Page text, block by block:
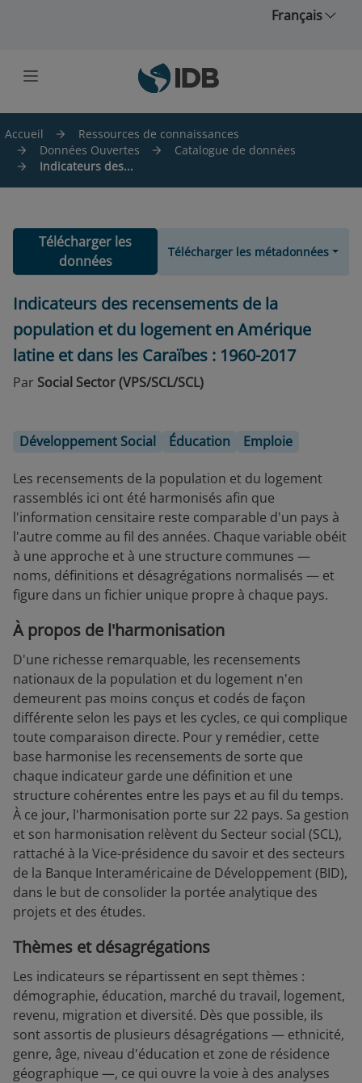
Français
Accueil
Ressources de connaissances
Données Ouvertes
Catalogue de données
Indicateurs des...
Télécharger les
données
Télécharger les métadonnées
Indicateurs des recensements de la
population et du logement en Amérique
latine et dans les Caraïbes : 1960-2017
Par Social Sector (VPS/SCL/SCL)
Développement Social Éducation Emploie
Les recensements de la population et du logement
rassemblés ici ont été harmonisés afin que
l'information censitaire reste comparable d'un pays à
l'autre comme au fil des années. Chaque variable obéit
à une approche et à une structure communes —
noms, définitions et désagrégations normalisés — et
figure dans un fichier unique propre à chaque pays.
À propos de l'harmonisation
D'une richesse remarquable, les recensements
nationaux de la population et du logement n'en
demeurent pas moins conçus et codés de façon
différente selon les pays et les cycles, ce qui complique
toute comparaison directe. Pour y remédier, cette
base harmonise les recensements de sorte que
chaque indicateur garde une définition et une
structure cohérentes entre les pays et au fil du temps.
À ce jour, l'harmonisation porte sur 22 pays. Sa gestion
et son harmonisation relèvent du Secteur social (SCL),
rattaché à la Vice-présidence du savoir et des secteurs
de la Banque Interaméricaine de Développement (BID),
dans le but de consolider la portée analytique des
projets et des études.
Thèmes et désagrégations
Les indicateurs se répartissent en sept thèmes :
démographie, éducation, marché du travail, logement,
revenu, migration et diversité. Dès que possible, ils
sont assortis de plusieurs désagrégations — ethnicité,
genre, âge, niveau d'éducation et zone de résidence
géographique —, ce qui ouvre la voie à des analyses